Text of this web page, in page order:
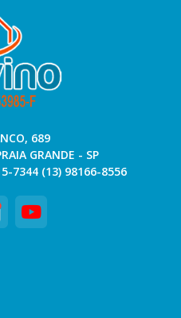
689
GRANDE - SP
7344 (13) 98166-8556